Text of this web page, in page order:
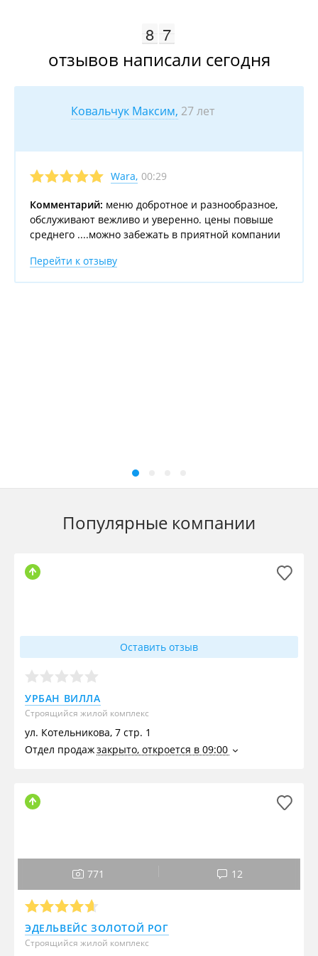
7
8
8 6
7
7
отзывов написали сегодня
Ковальчук Максим, 27 лет
Wara, 00:29
Комментарий: меню добротное и разнообразное,
обслуживают вежливо и уверенно. цены повыше
среднего ....можно забежать в приятной компании
Перейти к отзыву
Популярные компании
Оставить отзыв
УРБАН ВИЛЛА
Строящийся жилой комплекс
ул. Котельникова, 7 стр. 1
Отдел продажзакрыто, откроется в 09:00
771 12
ЭДЕЛЬВЕЙС ЗОЛОТОЙ РОГ
Строящийся жилой комплекс